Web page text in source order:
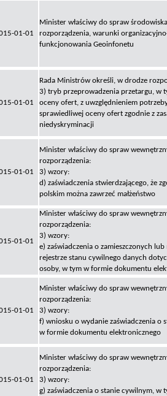
01-01
Minister właściwy do spraw
rozporządzenia, warunki
funkcjonowania Geoinfonetu
01-01
Rada Ministrów określi, w drodze
3) tryb przeprowadzenia przetargu, w
oceny ofert, z uwzględnieniem
sprawiedliwej oceny ofert zgodnie z
niedyskryminacji
01-01
Minister właściwy do spraw
rozporządzenia:
3) wzory:
d) zaświadczenia stwierdzającego, że
polskim można zawrzeć małżeństwo
01-01
Minister właściwy do spraw
rozporządzenia:
3) wzory:
e) zaświadczenia o zamieszczonych
rejestrze stanu cywilnego danych
osoby, w tym w formie dokumentu
01-01
Minister właściwy do spraw
rozporządzenia:
3) wzory:
f) wniosku o wydanie zaświadczenia o
w formie dokumentu elektronicznego
01-01
Minister właściwy do spraw
rozporządzenia:
3) wzory:
g) zaświadczenia o stanie cywilnym, w